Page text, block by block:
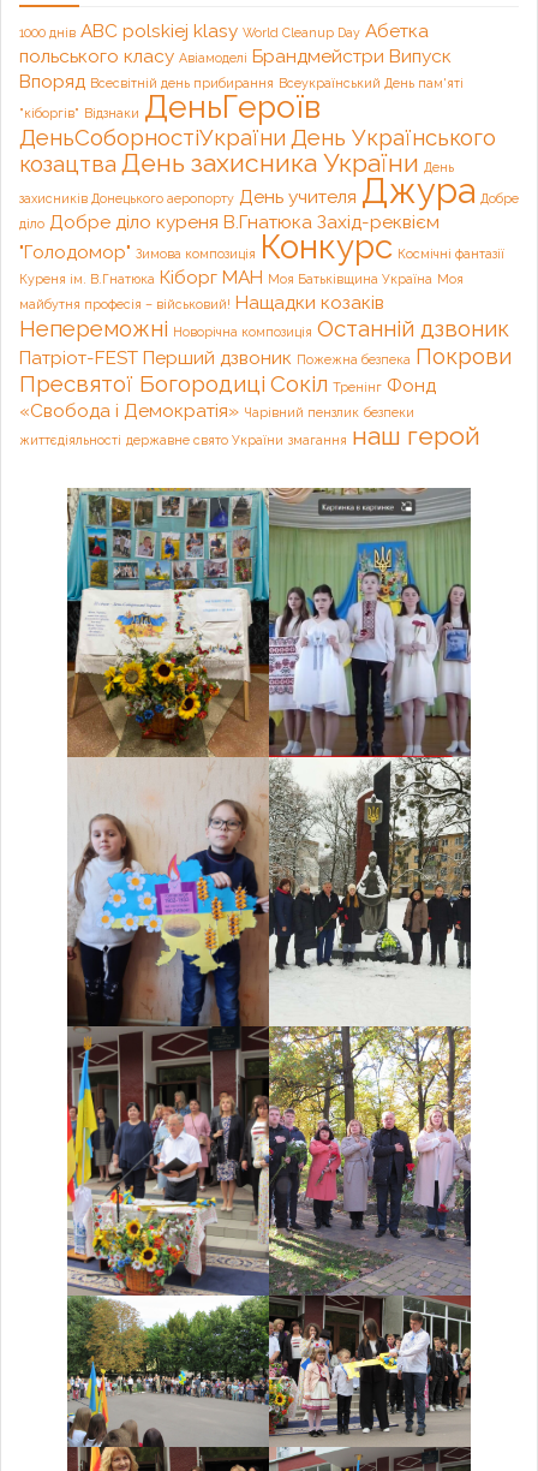
1000 днів ABC polskiej klasy World Cleanup Day Абетка
польського класу Авіамоделі Брандмейстри Випуск
Впоряд Всесвітній день прибирання Всеукраїнський День пам'яті
"кіборгів" Відзнаки ДеньГероїв
ДеньСоборностіУкраїни День Українського
козацтва День захисника України День
захисників Донецького аеропорту День учителя Джура Добре
діло Добре діло куреня В.Гнатюка Захід-реквієм
"Голодомор" Зимова композиція Конкурс Космічні фантазії
Куреня ім. В.Гнатюка Кіборг МАН Моя Батьківщина Україна Моя
майбутня професія – військовий! Нащадки козаків
Непереможні Новорічна композиція Останній дзвоник
Патріот-FEST Перший дзвоник Пожежна безпека Покрови
Пресвятої Богородиці Сокіл Тренінг Фонд
«Свобода і Демократія» Чарівний пензлик безпеки
життєдіяльності державне свято України змагання наш герой